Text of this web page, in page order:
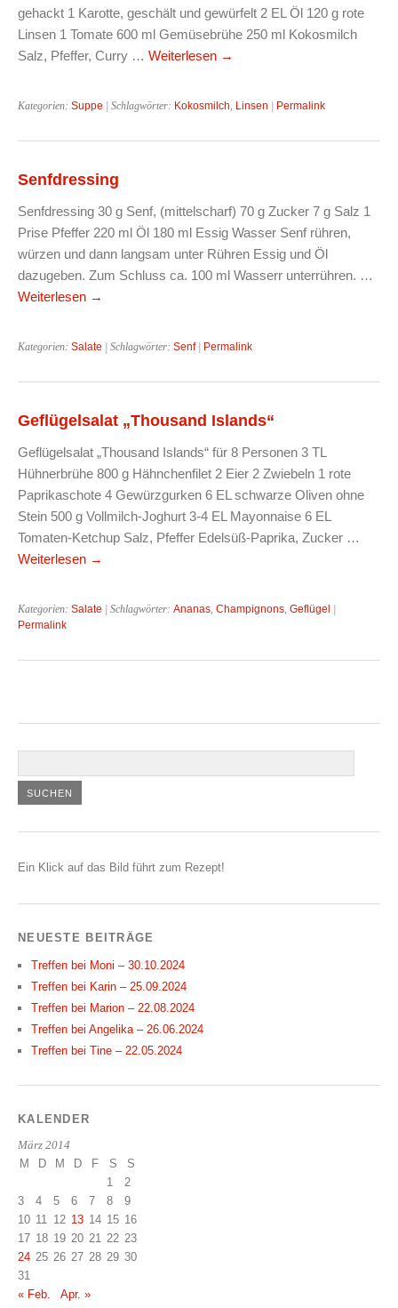
gehackt 1 Karotte, geschält und gewürfelt 2 EL Öl 120 g rote
Linsen 1 Tomate 600 ml Gemüsebrühe 250 ml Kokosmilch
Salz, Pfeffer, Curry … Weiterlesen →
Kategorien: Suppe | Schlagwörter: Kokosmilch Linsen | Permalink
Senfdressing
Senfdressing 30 g Senf, (mittelscharf) 70 g Zucker 7 g Salz 1
Prise Pfeffer 220 ml Öl 180 ml Essig Wasser Senf rühren,
würzen und dann langsam unter Rühren Essig und Öl
dazugeben. Zum Schluss ca. 100 ml Wasserr unterrühren. …
Weiterlesen →
Kategorien: Salate | Schlagwörter: Senf| Permalink
Geflügelsalat „Thousand Islands“
Geflügelsalat „Thousand Islands“ für 8 Personen 3 TL
Hühnerbrühe 800 g Hähnchenfilet 2 Eier 2 Zwiebeln 1 rote
Paprikaschote 4 Gewürzgurken 6 EL schwarze Oliven ohne
Stein 500 g Vollmilch-Joghurt 3-4 EL Mayonnaise 6 EL
Tomaten-Ketchup Salz, Pfeffer Edelsüß-Paprika, Zucker …
Weiterlesen →
Kategorien: Salate | Schlagwörter: Ananas Champignons Geflügel |
Permalink
Ein Klick auf das Bild führt zum Rezept!
NEUESTE BEITRÄGE
Treffen bei Moni – 30.10.2024
Treffen bei Karin – 25.09.2024
Treffen bei Marion – 22.08.2024
Treffen bei Angelika – 26.06.2024
Treffen bei Tine – 22.05.2024
KALENDER
März 2014
M D M D F S
S
1
2
3
4 5 6 7 8
9
10 11 12 13 14 15 16
17 18 19 20 21 22 23
24 25 26 27 28 29 30
31
« Feb.
Apr. »